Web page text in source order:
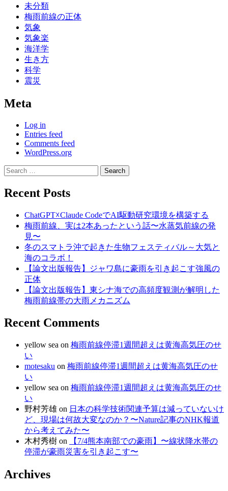
未分類
梅雨前線の正体
気象
気象楽
海洋学
生き方
科学
震災
Meta
Log in
Entries feed
Comments feed
WordPress.org
Search
for:
Recent Posts
ChatGPT☓Claude CodeでAI駆動研究環境を構築する
梅雨前線、実は2本あったという話〜水蒸気前線の発
見〜
冬のスマトラ沖で起きた生物フェスティバル～大気と
海のコラボ！
【論文出版報告】ジャワ島に豪雨を引き起こす強風の
正体
【論文出版報告】東シナ海での高頻度観測が解明した
梅雨前線帯の大雨メカニズム
Recent Comments
yellow sea on 梅雨前線停滞1週間超えは黄海高気圧のせ
い
motesaku on 梅雨前線停滞1週間超えは黄海高気圧のせ
い
yellow sea on 梅雨前線停滞1週間超えは黄海高気圧のせ
い
野村芳雄 on 日本の科学技術関連予算は減っていないけ
ど、現場は何故大変なのか？〜Nature記事のNHK報道
から考えてみた〜
木村秀樹 on
【7/4熊本南部での豪雨】〜線状降水帯の
停滞が豪雨災害を引き起こす〜
Archives